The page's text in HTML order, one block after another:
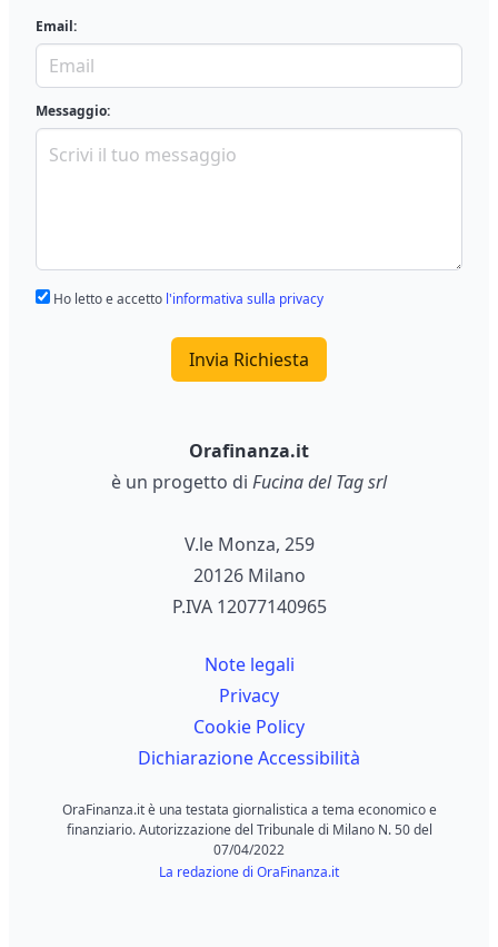
Email:
Messaggio:
Ho letto e accetto l'informativa sulla privacy
Invia Richiesta
Orafinanza.it
è un progetto di Fucina del Tag srl
V.le Monza, 259
20126 Milano
P.IVA 12077140965
Note legali
Privacy
Cookie Policy
Dichiarazione Accessibilità
OraFinanza.it è una testata giornalistica a tema economico e
finanziario. Autorizzazione del Tribunale di Milano N. 50 del
07/04/2022
La redazione di OraFinanza.it